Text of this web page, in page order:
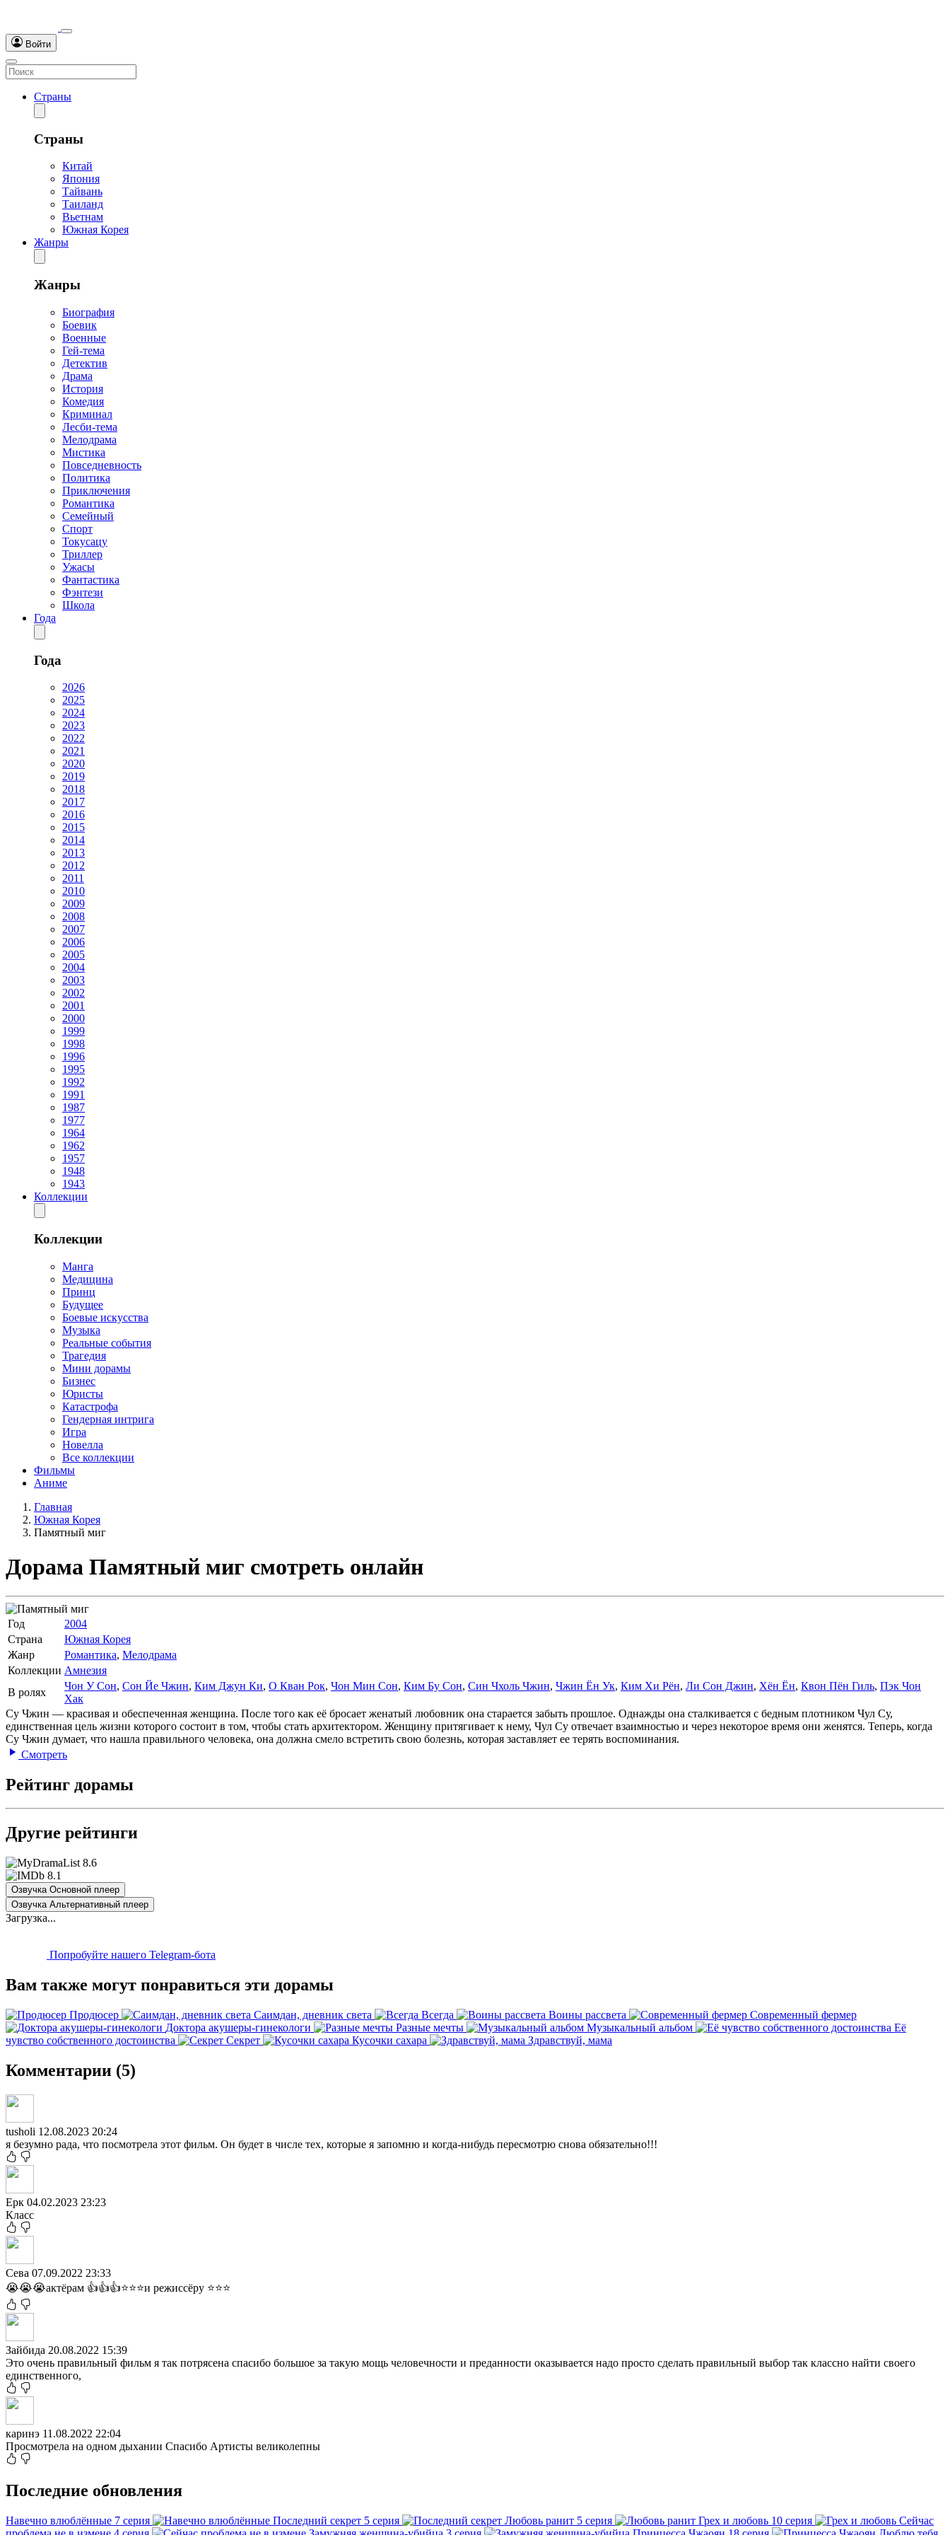
Войти
Страны
Страны
Китай
Япония
Тайвань
Таиланд
Вьетнам
Южная Корея
Жанры
Жанры
Биография
Боевик
Военные
Гей-тема
Детектив
Драма
История
Комедия
Криминал
Лесби-тема
Мелодрама
Мистика
Повседневность
Политика
Приключения
Романтика
Семейный
Спорт
Токусацу
Триллер
Ужасы
Фантастика
Фэнтези
Школа
Года
Года
2026
2025
2024
2023
2022
2021
2020
2019
2018
2017
2016
2015
2014
2013
2012
2011
2010
2009
2008
2007
2006
2005
2004
2003
2002
2001
2000
1999
1998
1996
1995
1992
1991
1987
1977
1964
1962
1957
1948
1943
Коллекции
Коллекции
Манга
Медицина
Принц
Будущее
Боевые искусства
Музыка
Реальные события
Трагедия
Мини дорамы
Бизнес
Юристы
Катастрофа
Гендерная интрига
Игра
Новелла
Все коллекции
Фильмы
Аниме
Главная
Южная Корея
Памятный миг
Дорама Памятный миг смотреть онлайн
Год
2004
Страна
Южная Корея
Жанр
Романтика, Мелодрама
Коллекции Амнезия
В ролях
Чон У Сон, Сон Йе Чжин, Ким Джун Ки, О Кван Рок, Чон Мин Сон, Ким Бу Сон, Син Чхоль Чжин, Чжин Ён Ук, Ким Хи Рён, Ли Сон Джин, Хён Ён, Квон Пён Гиль, Пэк Чон
Хак
Су Чжин — красивая и обеспеченная женщина. После того как её бросает женатый любовник она старается забыть прошлое. Однажды она сталкивается с бедным плотником Чул Су,
единственная цель жизни которого состоит в том, чтобы стать архитектором. Женщину притягивает к нему, Чул Су отвечает взаимностью и через некоторое время они женятся. Теперь, когда
Су Чжин думает, что нашла правильного человека, она должна смело встретить свою болезнь, которая заставляет ее терять воспоминания.
Смотреть
Рейтинг дорамы
Другие рейтинги
8.6
8.1
Озвучка Основной плеер
Озвучка Альтернативный плеер
Загрузка...
Попробуйте нашего Telegram-бота
Вам также могут понравиться эти дорамы
Продюсер Саимдан, дневник света Всегда Воины рассвета
Современный фермер
Доктора акушеры-гинекологи
Разные мечты Музыкальный альбом
Её
чувство собственного достоинства
Секрет Кусочки сахара Здравствуй, мама
Комментарии (5)
tusholi 12.08.2023 20:24
я безумно рада, что посмотрела этот фильм. Он будет в числе тех, которые я запомню и когда-нибудь пересмотрю снова обязательно!!!
Ерк 04.02.2023 23:23
Класс
Сева 07.09.2022 23:33
😭😭😭актёрам 👍👍👍⭐⭐⭐и режиссёру ⭐⭐⭐
Зайбида 20.08.2022 15:39
Это очень правильный фильм я так потрясена спасибо большое за такую мощь человечности и преданности оказывается надо просто сделать правильный выбор так классно найти своего
единственного,
каринэ 11.08.2022 22:04
Просмотрела на одном дыхании Спасибо Артисты великолепны
Последние обновления
Навечно влюблённые 7 серия Последний секрет 5 серия Любовь ранит 5 серия Грех и любовь 10 серия
Сейчас